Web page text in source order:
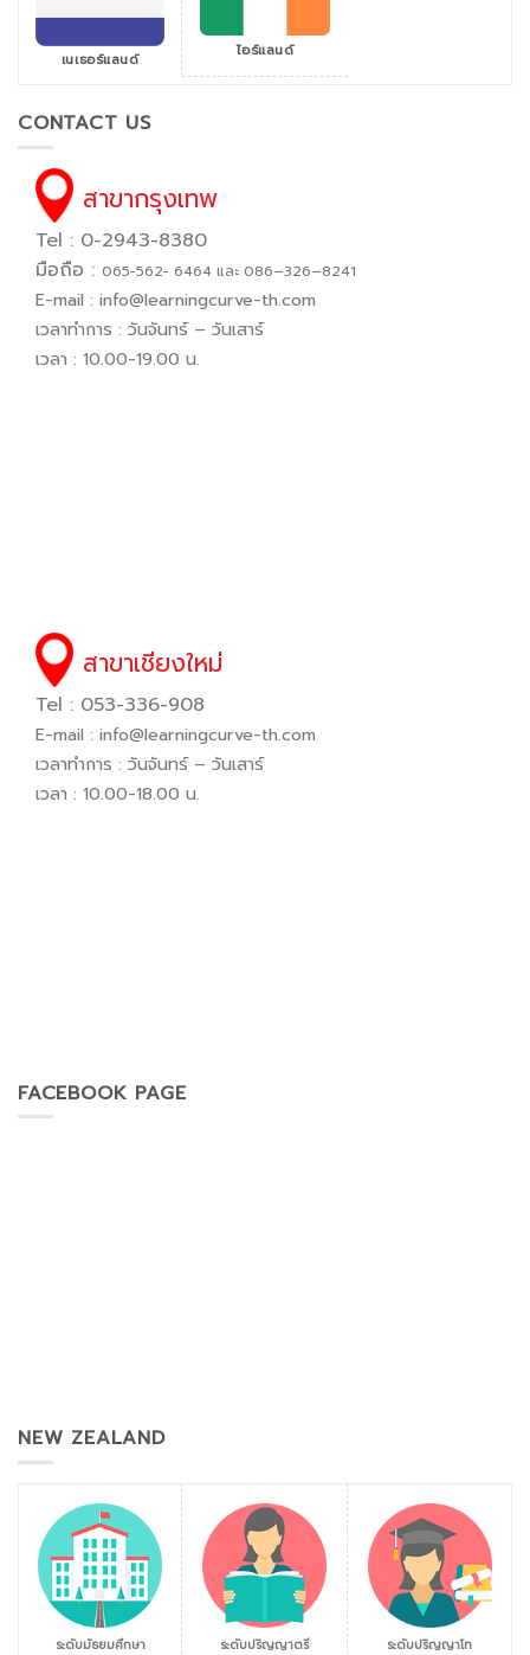
เนเธอร์แลนด์ ไอร์แลนด์
CONTACT US
สาขากรุงเทพ
Tel : 0-2943-8380
มือถือ : 065−562− 6464 และ 086–326–8241
E-mail : info@learningcurve-th.com
เวลาทำการ : วันจันทร์ – วันเสาร์
เวลา : 10.00-19.00 น.
สาขาเชียงใหม่
Tel : 053-336-908
E-mail : info@learningcurve-th.com
เวลาทำการ : วันจันทร์ – วันเสาร์
เวลา : 10.00-18.00 น.
FACEBOOK PAGE
NEW ZEALAND
ระดับมัธยมศึกษา ระดับปริญญาตรี ระดับปริญญาโท